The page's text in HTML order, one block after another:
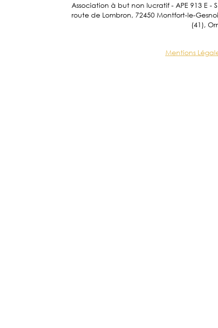
Association à but non lucratif - APE 913 E -
route de Lombron, 72450 Montfort-le-
(41),
Mentions